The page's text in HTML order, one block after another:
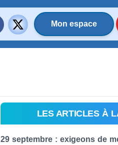
Mon espace
LES ARTICLES À
29 septembre : exigeons de